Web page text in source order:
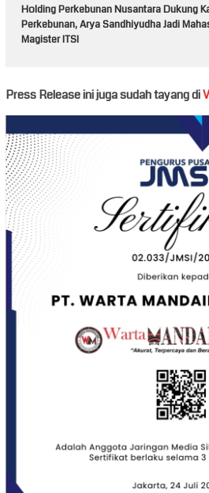
Holding Perkebunan Nusantara Dukung
Perkebunan, Arya Sandhiyudha Jadi
Magister ITSI
Press Release ini juga sudah tayang di